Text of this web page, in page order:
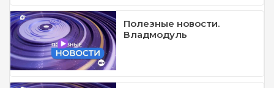
Полезные новости.
Владмодуль